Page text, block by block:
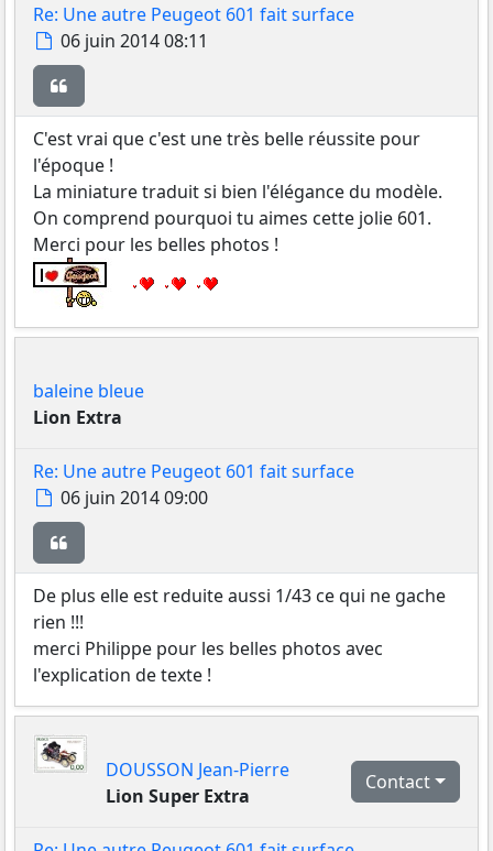
Re: Une autre Peugeot 601 fait surface
Message
06 juin 2014 08:11
C'est vrai que c'est une très belle réussite pour
l'époque !
La miniature traduit si bien l'élégance du modèle.
On comprend pourquoi tu aimes cette jolie 601.
Merci pour les belles photos !
baleine bleue
Lion Extra
Re: Une autre Peugeot 601 fait surface
Message
06 juin 2014 09:00
De plus elle est reduite aussi 1/43 ce qui ne gache
rien !!!
merci Philippe pour les belles photos avec
l'explication de texte !
DOUSSON Jean-Pierre
Lion Super Extra
Contact